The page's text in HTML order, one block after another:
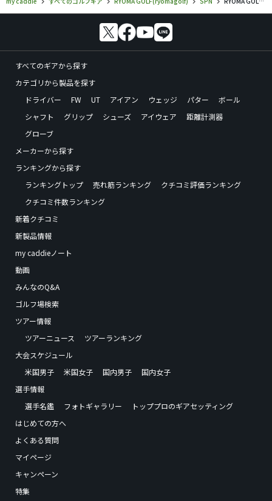
すべてのギアから探す
カテゴリから製品を探す
ドライバー
FW UT アイアン ウェッジ パター
ボール
シャフト
グリップ シューズ アイウェア
距離計測器
グローブ
メーカーから探す
ランキングから探す
ランキングトップ
売れ筋ランキング
クチコミ評価ランキング
クチコミ件数ランキング
新着クチコミ
新製品情報
my caddieノート
動画
みんなのQ&A
ゴルフ場検索
ツアー情報
ツアーニュース
ツアーランキング
大会スケジュール
米国男子
米国女子 国内男子
国内女子
選手情報
選手名鑑
フォトギャラリー
トッププロのギアセッティング
はじめての方へ
よくある質問
マイページ
キャンペーン
特集